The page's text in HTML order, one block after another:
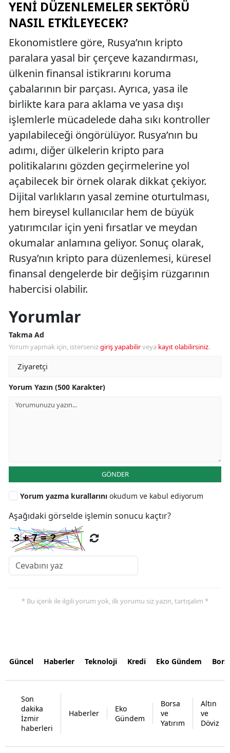
YENI DÜZENLEMELER SEKTÖRÜ
NASIL ETKILEYECEK?
Ekonomistlere göre, Rusya’nın kripto
paralara yasal bir çerçeve kazandırması,
ülkenin finansal istikrarını koruma
çabalarının bir parçası. Ayrıca, yasa ile
birlikte kara para aklama ve yasa dışı
işlemlerle mücadelede daha sıkı kontroller
yapılabileceği öngörülüyor. Rusya’nın bu
adımı, diğer ülkelerin kripto para
politikalarını gözden geçirmelerine yol
açabilecek bir örnek olarak dikkat çekiyor.
Dijital varlıkların yasal zemine oturtulması,
hem bireysel kullanıcılar hem de büyük
yatırımcılar için yeni fırsatlar ve meydan
okumalar anlamına geliyor. Sonuç olarak,
Rusya’nın kripto para düzenlemesi, küresel
finansal dengelerde bir değişim rüzgarının
habercisi olabilir.
Yorumlar
Takma Ad
Yorum yapmak için, istersenizgiriş yapabilirveya kayıt olabilirsiniz.
Yorum Yazın (500 Karakter)
GÖNDER
Yorum yazma kurallarını okudum ve kabul ediyorum
Aşağıdaki görselde işlemin sonucu kaçtır?
* Bu içerik ile ilgili yorum yok, ilk yorumu siz yazın, tartışalım *
Güncel Haberler Teknoloji Kredi Eko Gündem
Son
dakika
İzmir
haberleri
Haberler
Eko
Gündem
Borsa
ve
Yatırım
Altın
ve
Döviz